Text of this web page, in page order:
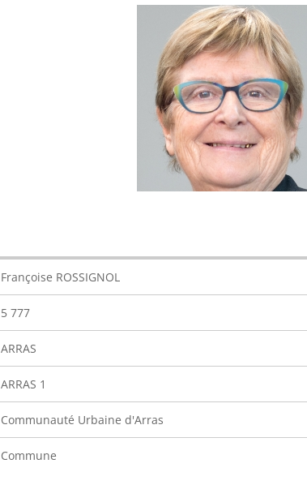
Françoise ROSSIGNOL
5 777
ARRAS
ARRAS 1
Communauté Urbaine d'Arras
Commune